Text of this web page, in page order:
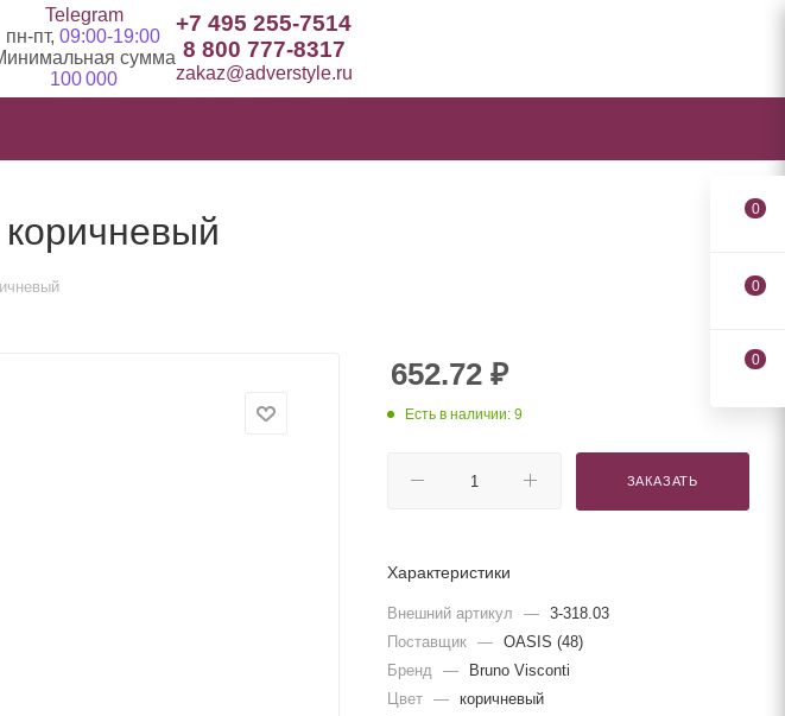
Telegram
пн-пт, 09:00-19:00
сумма
100 000
+7 495 255-7514
8 800 777-8317
zakaz@adverstyle.ru
652.72 ₽
Есть в наличии: 9
ЗАКАЗАТЬ
Характеристики
Внешний артикул — 3-318.03
Поставщик — OASIS (48)
Бренд
—
Bruno Visconti
Цвет — коричневый
0
0
0